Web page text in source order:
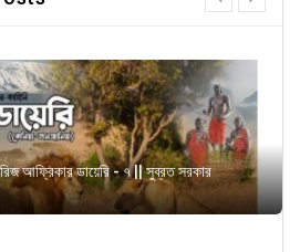
আফ্রিকার ডায়েরি - ৭ || সুব্রত সরকার